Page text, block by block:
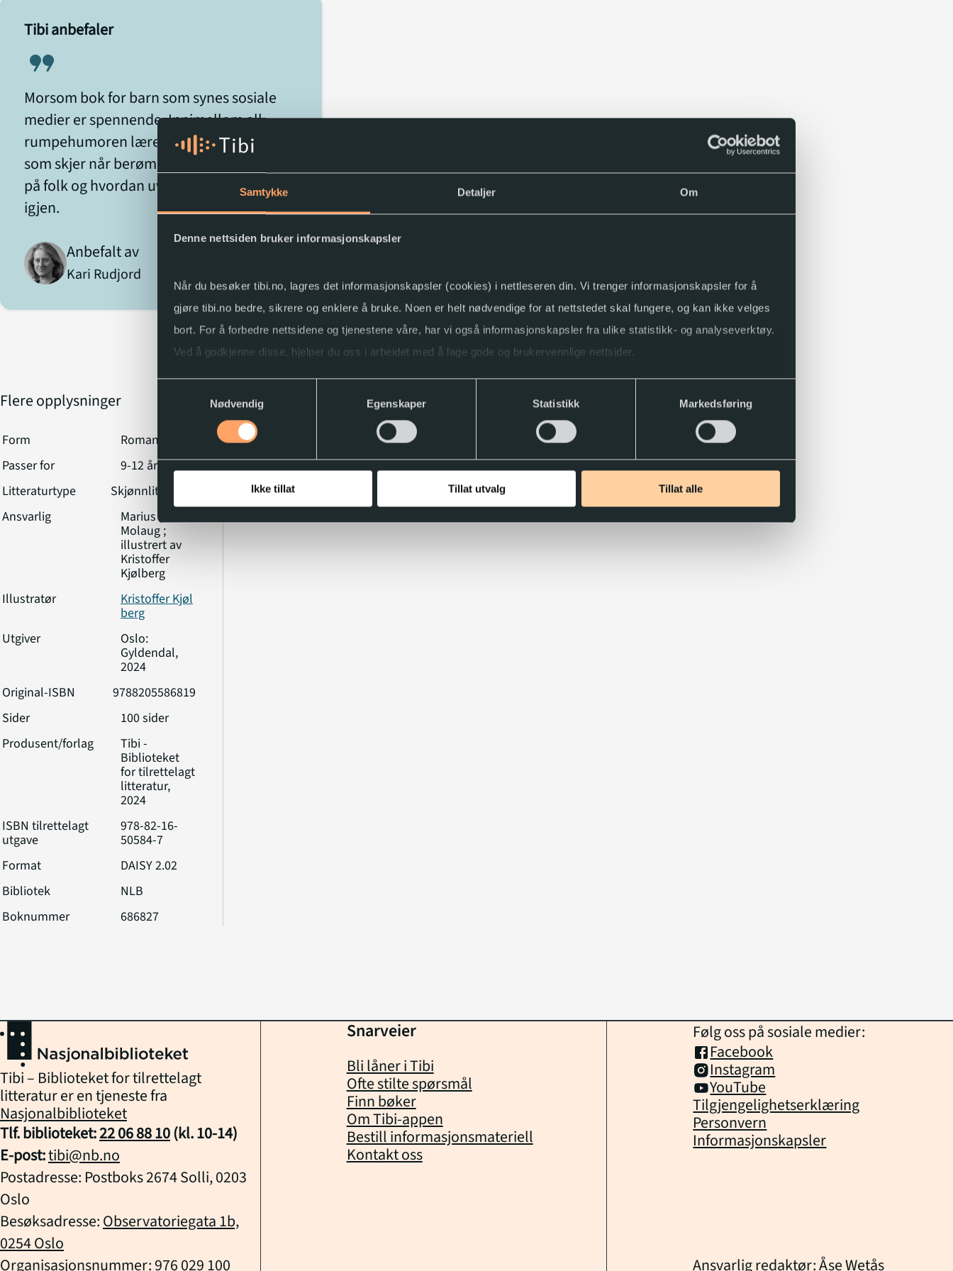
Samtykke Detaljer Om
Denne nettsiden bruker informasjonskapsler
Når du besøker tibi.no, lagres det informasjonskapsler (cookies) i nettleseren din. Vi trenger informasjonskapsler for å
gjøre tibi.no bedre, sikrere og enklere å bruke. Noen er helt nødvendige for at nettstedet skal fungere, og kan ikke velges
bort. For å forbedre nettsidene og tjenestene våre, har vi også informasjonskapsler fra ulike statistikk- og analyseverktøy.
Ved å godkjenne disse, hjelper du oss i arbeidet med å lage gode og brukervennlige nettsider.
Nødvendig
Egenskaper Statistikk Markedsføring
Ikke tillat Tillat utvalg Tillat alle
hverdag som sjelden går helt på skinner, noe som
gjør serien til en underholdende, lettlest og
morsom leseropplevelse. Tekst og bilder er i tett
samspill og kombinerer mye humor og en plan
som sjelden går helt på skinner. Humor for
mellomtrinnet.
Tibi anbefaler
format_quote
Morsom bok for barn som synes sosiale
medier er spennende. Innimellom all
rumpehumoren lærer man litt om hva
som skjer når berømmelsen går til hodet
på folk og hvordan uvenner kan bli venner
igjen.
Anbefalt av
Kari Rudjord
Flere opplysninger
Form
Roman
Passer for
9-12 år
Litteraturtype
Skjønnlitteratur
Ansvarlig
Marius Horn
Molaug ;
illustrert av
Kristoffer
Kjølberg
Illustratør
Kristoffer Kjøl
berg
Utgiver
Oslo:
Gyldendal,
2024
Original-ISBN
9788205586819
Sider
100 sider
Produsent/forlag
Tibi -
Biblioteket
for tilrettelagt
litteratur,
2024
ISBN tilrettelagt
utgave
978-82-16-
50584-7
Format
DAISY 2.02
Bibliotek
NLB
Boknummer
686827
Sjanger
Romaner
Tibi – Biblioteket for tilrettelagt
litteratur er en tjeneste fra
Nasjonalbiblioteket
Tlf. biblioteket:22 06 88 10(kl.10-14)
E-post:tibi@nb.no
Postadresse: Postboks 2674 Solli, 0203
Oslo
Besøksadresse:Observatoriegata 1b,
0254 Oslo
Organisasjonsnummer: 976 029 100
Snarveier
Bli låner i Tibi
Ofte stilte spørsmål
Finn bøker
Om Tibi-appen
Bestill informasjonsmateriell
Kontakt oss
Følg oss på sosiale medier:
Facebook
Instagram
YouTube
Tilgjengelighetserklæring
Personvern
Informasjonskapsler
Ansvarlig redaktør: Åse Wetås